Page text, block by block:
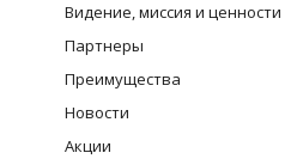
Видение, миссия и ценности
Партнеры
Преимущества
Новости
Акции